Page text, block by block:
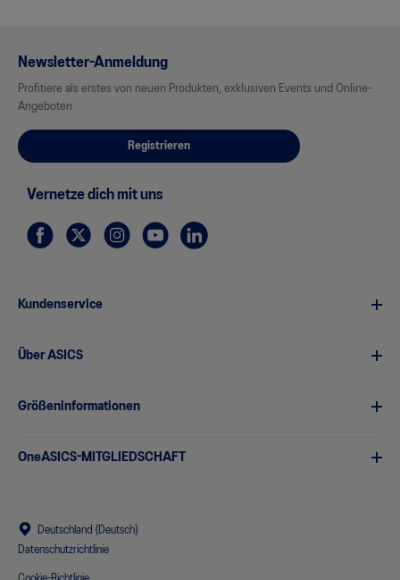
Newsletter-Anmeldung
Profitiere als erstes von neuen Produkten, exklusiven Events und Online-
Angeboten
Registrieren
Vernetze dich mit uns
Kundenservice
Über ASICS
Größeninformationen
OneASICS-MITGLIEDSCHAFT
Deutschland (Deutsch)
Datenschutzrichtlinie